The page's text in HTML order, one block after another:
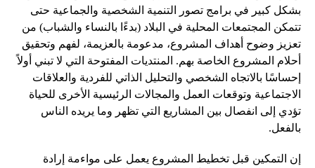
بشكل كبير في برامج تصور التنمية الشخصية والجماعية حتى
تتمكن المجتمعات المحلية في البلاد (بدءًا بالنساء والشباب) من
تعزيز وضوح أهداف المشروع، مدعومة بالعزيمة، لفهم وتحقيق
أحلام المشروع الخاصة بهم. المنتديات المفتوحة التي لا تبني أولاً
إحساسًا بالاتجاه الشخصي والتحليل الذاتي للفردية والعلاقات
الاجتماعية وتوقعات العمل والمجالات الرئيسية الأخرى للحياة
تؤدي إلى انفصال بين المشاريع التي تظهر وما يريده الناس
بالفعل.
إن التمكين قبل تخطيط المشروع يعمل على مواءمة إرادة